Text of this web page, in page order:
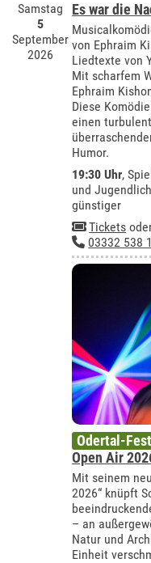
Samstag
5
September
2026
Es war die
von Ephraim
Liedtexte von
Mit scharfem
Ephraim
Diese
einen
Humor.
19:30 Uhr,
und
günstiger
Tickets
03332 538
Odertal-
Open Air
Mit seinem
2026“ knüpft
– an
Natur und
Einheit